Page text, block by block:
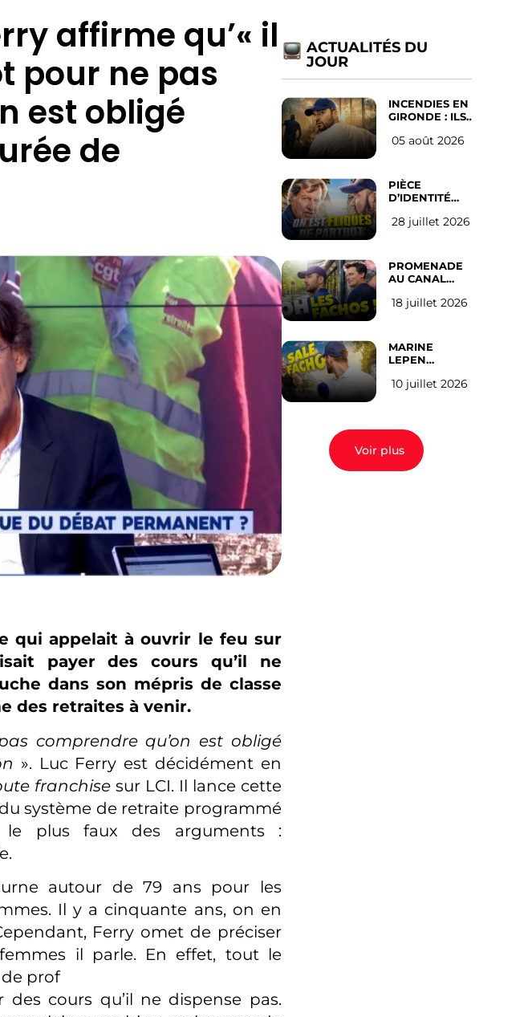
affirme qu’« il
pour ne pas
est obligé
de
qui appelait à ouvrir le feu sur
payer des cours qu’il ne
dans son mépris de classe
des retraites à venir.
comprendre qu’on est obligé
». Luc Ferry est décidément en
franchisesur LCI. Il lance cette
système de retraite programmé
le plus faux des arguments :
autour de 79 ans pour les
Il y a cinquante ans, on en
Ferry omet de préciser
il parle. En effet, tout le
de prof
des cours qu’il ne dispense pas.
ACTUALITÉS DU
JOUR
INCENDIES EN
GIRONDE : ILS
D’ABANDONNER
05 août 2026
PIÈCE
D’IDENTITÉ
SUR LES
l’avis des
Français
28 juillet 2026
PROMENADE
AU CANAL
(les gauchistes
18 juillet 2026
MARINE
LEPEN
EN 2027 : l’avis
10 juillet 2026
Voir plus